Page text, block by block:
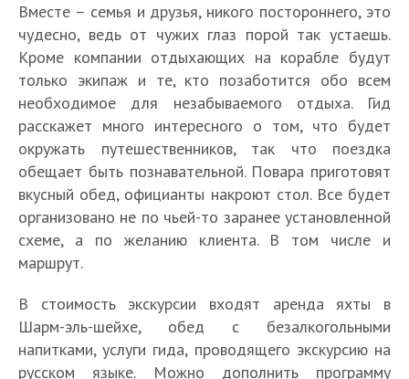
Вместе – семья и друзья, никого постороннего, это
чудесно, ведь от чужих глаз порой так устаешь.
Кроме компании отдыхающих на корабле будут
только экипаж и те, кто позаботится обо всем
необходимое для незабываемого отдыха. Гид
расскажет много интересного о том, что будет
окружать путешественников, так что поездка
обещает быть познавательной. Повара приготовят
вкусный обед, официанты накроют стол. Все будет
организовано не по чьей-то заранее установленной
схеме, а по желанию клиента. В том числе и
маршрут.
В стоимость экскурсии входят аренда яхты в
Шарм-эль-шейхе, обед с безалкогольными
напитками, услуги гида, проводящего экскурсию на
русском языке. Можно дополнить программу